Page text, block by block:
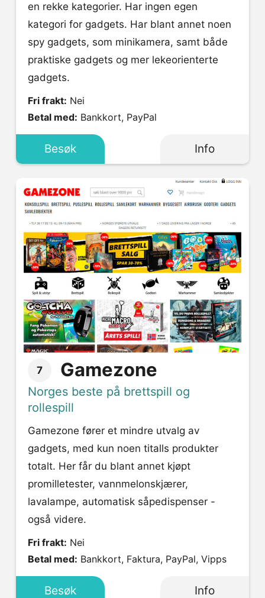
en rekke kategorier. Har ingen egen
kategori for gadgets. Har blant annet noen
spy gadgets, som minikamera, samt både
praktiske gadgets og mer lekeorienterte
gadgets.
Fri frakt: Nei
Betal med: Bankkort, PayPal
Besøk Info
7 Gamezone
Norges beste på brettspill og
rollespill
Gamezone fører et mindre utvalg av
gadgets, med kun noen titalls produkter
totalt. Her får du blant annet kjøpt
promilletester, vannmelonskjærer,
lavalampe, automatisk såpedispenser -
også videre.
Fri frakt: Nei
Betal med: Bankkort, Faktura, PayPal, Vipps
Besøk Info